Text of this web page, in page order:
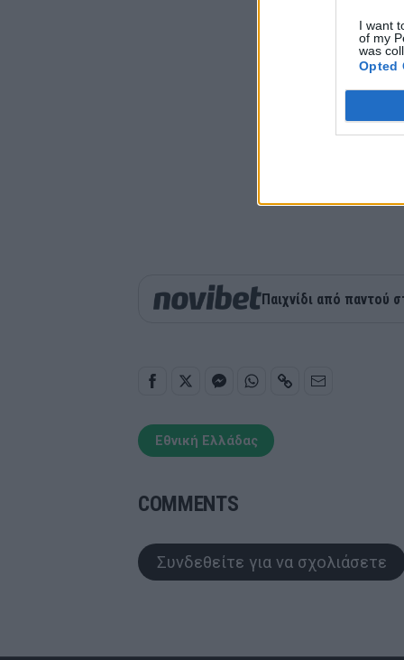
I want
of my
was
Opted
Παιχνίδι από παντού
Εθνική Ελλάδας
COMMENTS
Συνδεθείτε για να σχολιάσετε